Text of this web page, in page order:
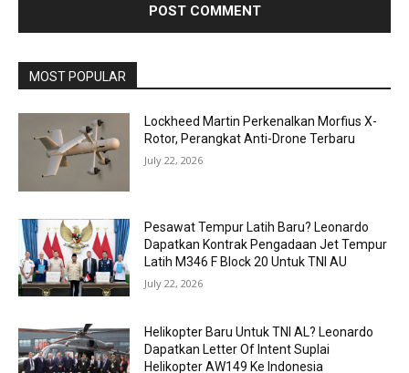
MOST POPULAR
Lockheed Martin Perkenalkan Morfius X-
Rotor, Perangkat Anti-Drone Terbaru
July 22, 2026
Pesawat Tempur Latih Baru? Leonardo
Dapatkan Kontrak Pengadaan Jet Tempur
Latih M346 F Block 20 Untuk TNI AU
July 22, 2026
Helikopter Baru Untuk TNI AL? Leonardo
Dapatkan Letter Of Intent Suplai
Helikopter AW149 Ke Indonesia